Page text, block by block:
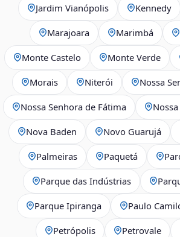
Jardim Vianópolis Kennedy
Marajoara Marimbá
Monte Castelo Monte Verde
Morais Niterói Nossa
Nossa Senhora de Fátima
Nova Baden Novo Guarujá
Palmeiras Paquetá
Parque das Indústrias
Parque Ipiranga Paulo
Petrópolis Petrovale